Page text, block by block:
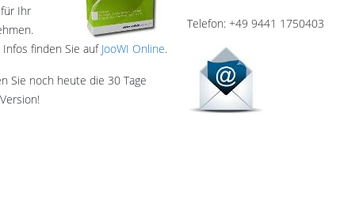
Ihr
finden Sie auf JooWI Online.
Sie noch heute die 30 Tage
Telefon: +49 9441 1750403